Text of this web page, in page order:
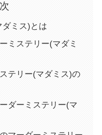
ミス)とは
ミステリー(マダミ
テリー(マダミス)の
ダーミステリー(マ